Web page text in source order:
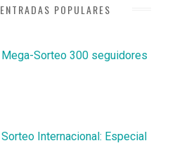
ENTRADAS POPULARES
Mega-Sorteo 300 seguidores
Sorteo Internacional: Especial